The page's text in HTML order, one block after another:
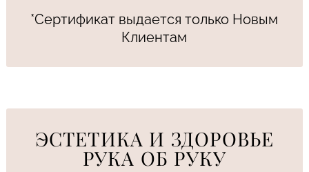
*Сертификат выдается только Новым
Клиентам
ЭСТЕТИКА И ЗДОРОВЬЕ
РУКА ОБ РУКУ